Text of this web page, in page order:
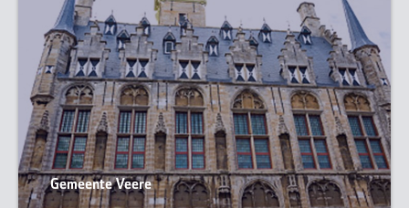
Gemeente Veere